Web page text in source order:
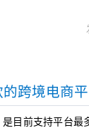
跨境电商
前支持平台最